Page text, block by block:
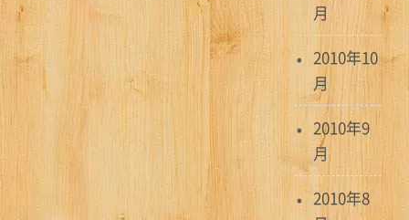
月
2010年10
月
2010年9
月
2010年8